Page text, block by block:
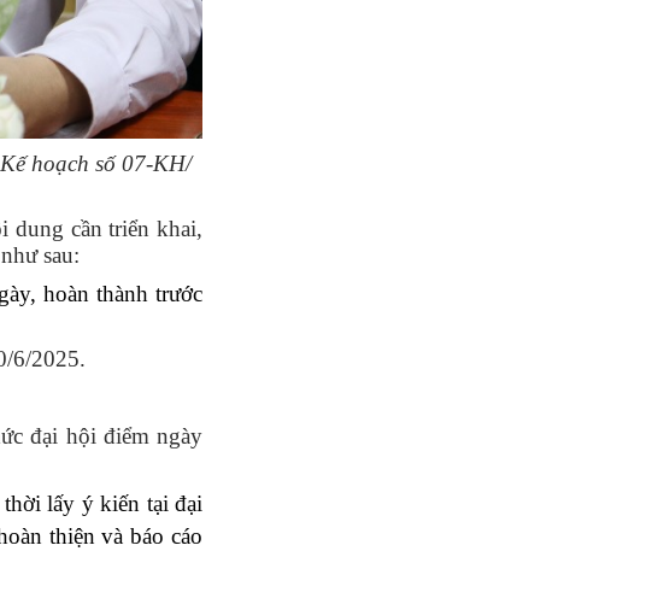
hoạch số07-KH/
dung cần triển khai,
sau:
hoàn thành trước
6/2025.
đại hội điểm ngày
lấy ý kiến tại đại
thiện và báo cáo